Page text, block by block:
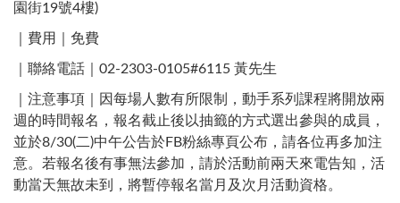
園街19號4樓)​
｜費用｜免費
｜聯絡電話｜02-2303-0105#6115 黃先生 ​
｜注意事項｜因每場人數有所限制，動手系列課程將開放兩
週的時間報名，報名截止後以抽籤的方式選出參與的成員，
並於8/30(二)中午公告於FB粉絲專頁公布，請各位再多加注
意。若報名後有事無法參加，請於活動前兩天來電告知，活
動當天無故未到，將暫停報名當月及次月活動資格。